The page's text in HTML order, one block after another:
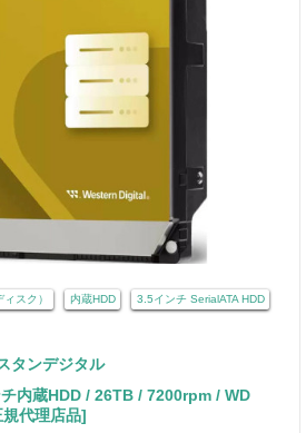
スク） 内蔵HDD 3.5インチ SerialATA HDD
タンデジタル
内蔵HDD / 26TB / 7200rpm / WD
代理店品]